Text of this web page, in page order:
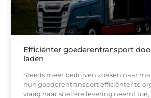
Efficiënter goederentransport
laden
Steeds meer bedrijven zoeken naar
hun goederentransport efficiënter te
vraag naar snellere levering neemt